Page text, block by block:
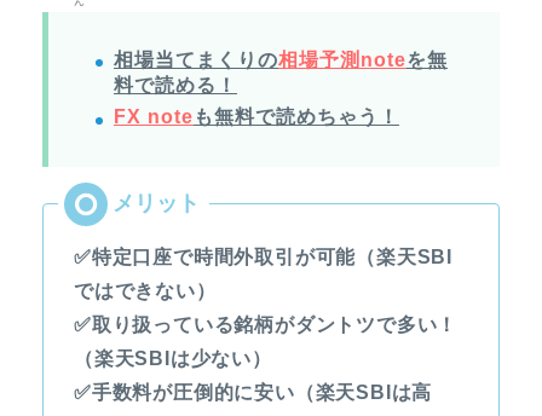
相場当てまくりの相場予測noteを無
料で読める！
FX note も無料で読めちゃう！
✅特定口座で時間外取引が可能（楽天SBI
ではできない）
✅取り扱っている銘柄がダントツで多い！
（楽天SBIは少ない）
✅手数料が圧倒的に安い（楽天SBIは高